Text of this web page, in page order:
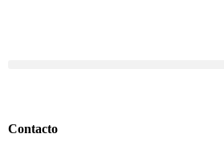
Contacto